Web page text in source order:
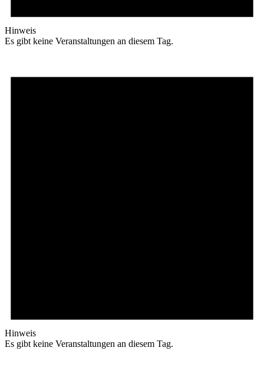
Hinweis
Es gibt keine Veranstaltungen an diesem Tag.
Hinweis
Es gibt keine Veranstaltungen an diesem Tag.